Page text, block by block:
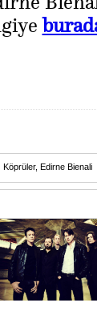
Köprüler, Edirne Bienali